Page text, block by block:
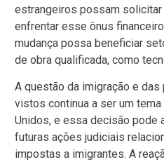
estrangeiros possam
enfrentar esse ônus
mudança possa beneficiar
de obra qualificada, como
A questão da imigração e
vistos continua a ser um
Unidos, e essa decisão pode
futuras ações judiciais
impostas a imigrantes. A